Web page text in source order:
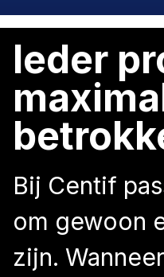
Ieder
Bij Centif
om gewoon
zijn.